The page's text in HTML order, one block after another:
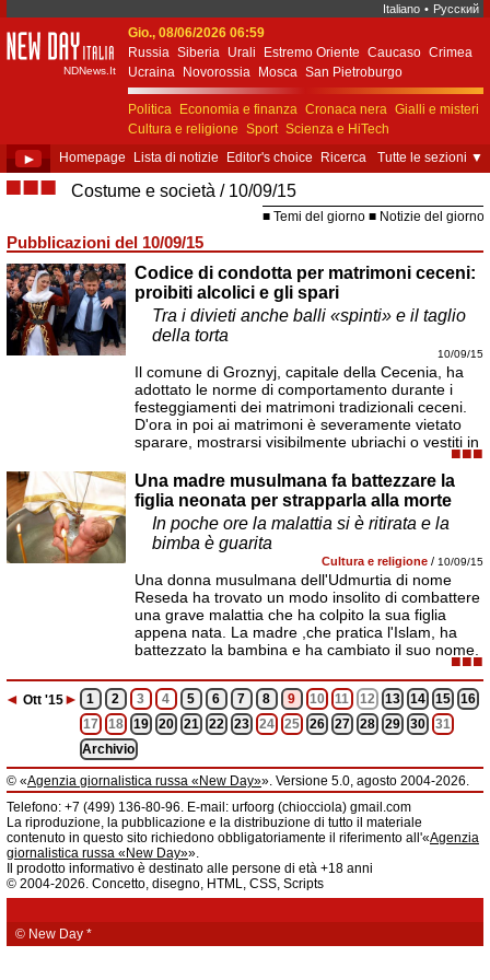
Italiano • Русский
New Day Italia
NDNews.It
Gio., 08/06/2026 06:59
Russia Siberia Urali Estremo Oriente Caucaso Crimea
Ucraina
Novorossia Mosca San Pietroburgo
Ekaterinburgo Kiev Simferopol
Sebastopoli
Politica
Economia e finanza Cronaca nera Gialli e misteri
Cultura e religione Sport Scienza e HiTech
Costume e società
Unione Europea
► Homepage Lista di notizie Editor's choice Ricerca Tutte le sezioni ▼
■■■ Costume e società 10/09/15
Temi del giorno Notizie del giorno
Pubblicazioni del 10/09/15
Codice di condotta per matrimoni ceceni:
proibiti alcolici e gli spari
Tra i divieti anche balli «spinti» e il taglio
della torta
10/09/15
Il comune di Groznyj, capitale della Cecenia, ha
adottato le norme di comportamento durante i
festeggiamenti dei matrimoni tradizionali ceceni.
D'ora in poi ai matrimoni è severamente vietato
sparare, mostrarsi visibilmente ubriachi o vestiti in
■■■
Una madre musulmana fa battezzare la
figlia neonata per strapparla alla morte
In poche ore la malattia si è ritirata e la
bimba è guarita
Cultura e religione / 10/09/15
Una donna musulmana dell'Udmurtia di nome
Reseda ha trovato un modo insolito di combattere
una grave malattia che ha colpito la sua figlia
appena nata. La madre ,che pratica l'Islam, ha
battezzato la bambina e ha cambiato il suo nome.
■■■
◄ Ott '15► 1 2 3 4 5 6 7 8 9 10 11 12 13 14 15
16
17
18 19 20 21 22 23 24 25 26 27 28 29 30
31
Archivio
© «Agenzia giornalistica russa «New Day»». Versione 5.0, agosto 2004-2026.
Informazioni
Agenzia giornalistica russa «New Day» registrata dal Servizio federale di
telecomunicazioni, tecnologie informatiche e mass media della Federazione
Russa. Certificato di registrazione dei mass media: EL № FS 77 - 61044 del 5
marzo 2015.
Fondatore: «New Day» S.r.l., indirizzo di redazione: 620014, città di
Ekaterinburgo, via Radišev, pal.6, scala «А», uff. 1104.
fornisce informazioni.
Telefono: +7 (499) 136-80-96. E-mail: urfoorg (chiocciola) gmail.com
La riproduzione, la pubblicazione e la distribuzione di tutto il materiale
contenuto in questo sito richiedono obbligatoriamente il riferimento all'«Agenzia
giornalistica russa «New Day»».
Il prodotto informativo è destinato alle persone di età +18 anni
© 2004-2026. Concetto, disegno, HTML, CSS, Scripts
© New Day *